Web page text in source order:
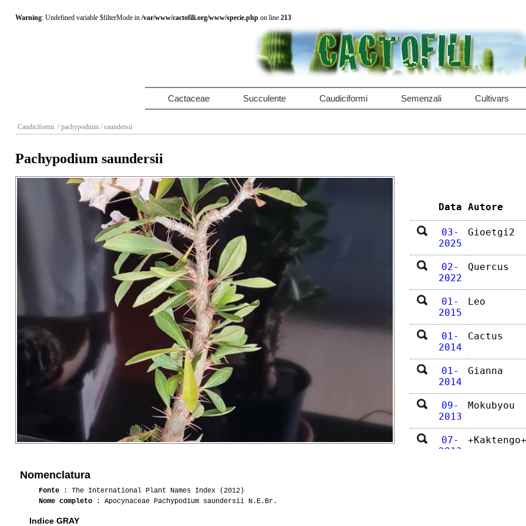
Warning: Undefined variable $filterMode in /var/www/cactofili.org/www/specie.php on line 213
Cactaceae Succulente Caudiciformi Semenzali Cultivars
Caudiciformi / pachypodium / saundersii
Pachypodium saundersii
Data Autore
03-
2025
Gioetgi2
02-
2022
Quercus
01-
2015
Leo
01-
2014
Cactus
01-
2014
Gianna
09-
2013
Mokubyou
07-
2013
+Kaktengo+
Nomenclatura
Fonte : The International Plant Names Index (2012)
Nome completo : Apocynaceae Pachypodium saundersii N.E.Br.
Indice GRAY